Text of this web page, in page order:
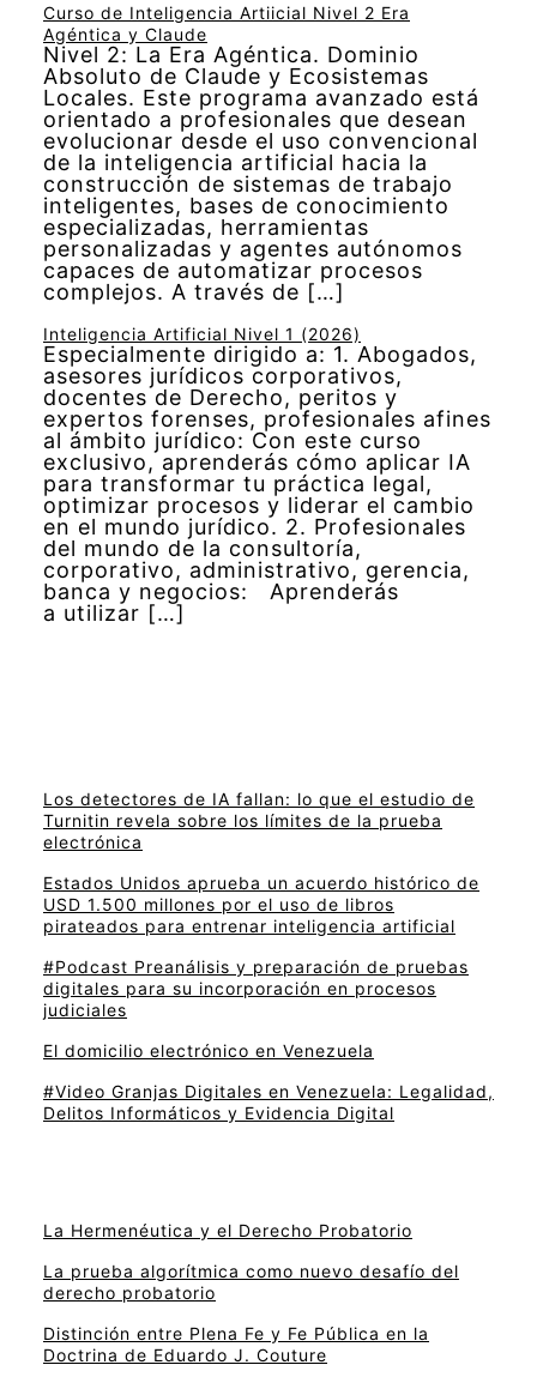
Curso de Inteligencia Artiicial Nivel 2 Era
Agéntica y Claude
Nivel 2: La Era Agéntica. Dominio
Absoluto de Claude y Ecosistemas
Locales. Este programa avanzado está
orientado a profesionales que desean
evolucionar desde el uso convencional
de la inteligencia artificial hacia la
construcción de sistemas de trabajo
inteligentes, bases de conocimiento
especializadas, herramientas
personalizadas y agentes autónomos
capaces de automatizar procesos
complejos. A través de […]
Inteligencia Artificial Nivel 1 (2026)
Especialmente dirigido a: 1. Abogados,
asesores jurídicos corporativos,
docentes de Derecho, peritos y
expertos forenses, profesionales afines
al ámbito jurídico: Con este curso
exclusivo, aprenderás cómo aplicar IA
para transformar tu práctica legal,
optimizar procesos y liderar el cambio
en el mundo jurídico. 2. Profesionales
del mundo de la consultoría,
corporativo, administrativo, gerencia,
banca y negocios: Aprenderás
a utilizar […]
Los detectores de IA fallan: lo que el estudio de
Turnitin revela sobre los límites de la prueba
electrónica
Estados Unidos aprueba un acuerdo histórico de
USD 1.500 millones por el uso de libros
pirateados para entrenar inteligencia artificial
#Podcast Preanálisis y preparación de pruebas
digitales para su incorporación en procesos
judiciales
El domicilio electrónico en Venezuela
#Video Granjas Digitales en Venezuela: Legalidad,
Delitos Informáticos y Evidencia Digital
La Hermenéutica y el Derecho Probatorio
La prueba algorítmica como nuevo desafío del
derecho probatorio
Distinción entre Plena Fe y Fe Pública en la
Doctrina de Eduardo J. Couture